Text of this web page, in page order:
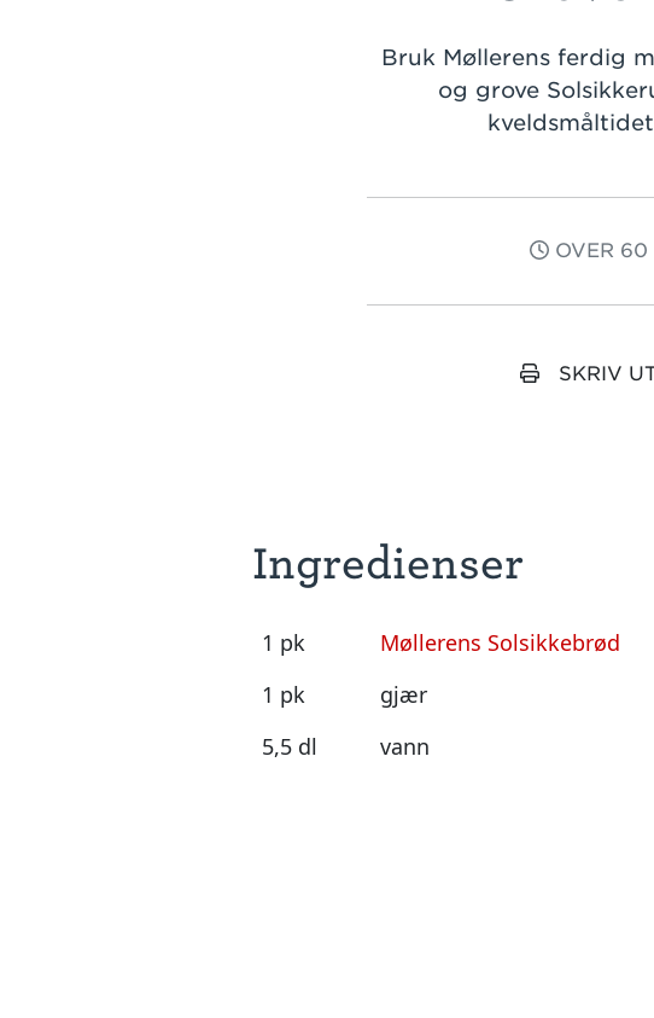
Bruk Møllerens ferdig
og grove
OVER 60
SKRIV
Ingredienser
1 pk
Møllerens Solsikkebrød
1 pk
gjær
5,5 dl
vann